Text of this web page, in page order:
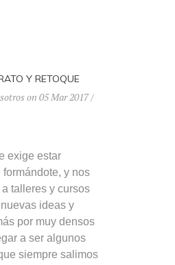
Y RETOQUE
on 05 Mar 2017 /
exige estar
y nos
talleres y cursos
ideas y
por muy densos
a ser algunos
siempre salimos